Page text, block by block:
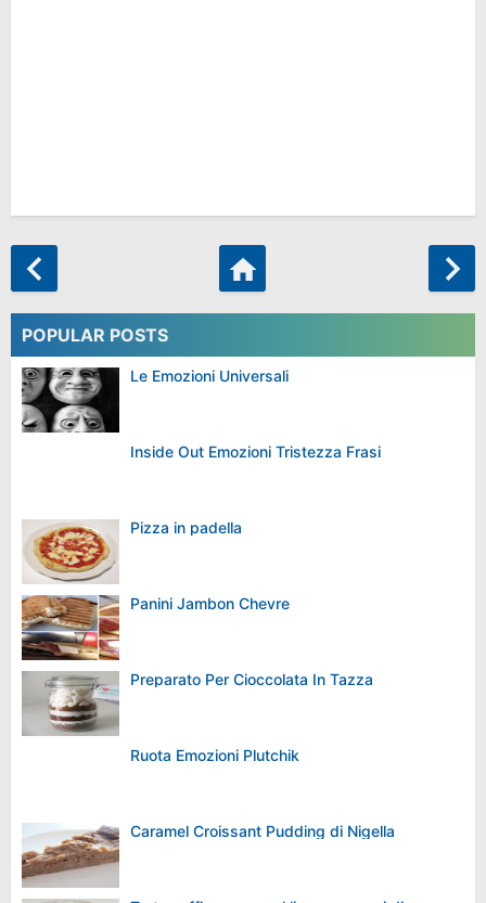
POPULAR POSTS
Le Emozioni Universali
Inside Out Emozioni Tristezza Frasi
Pizza in padella
Panini Jambon Chevre
Preparato Per Cioccolata In Tazza
Ruota Emozioni Plutchik
Caramel Croissant Pudding di Nigella